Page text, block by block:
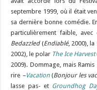
septembre 1999, où il était
sa dernière bonne comédie.
particulièrement faible,
Bedazzled(Endiablé, 2000),
2002), le polar The Ice Harvest
2009). Dommage, mais
rire –Vacation(Bonjour les
lasse pas- et Groundhog